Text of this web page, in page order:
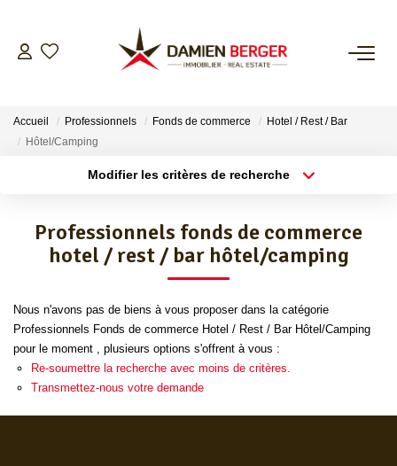
CONTACT
Accueil Professionnels Fonds de commerce
Hotel / Rest / Bar
Hôtel/Camping
Modifier les critères de recherche
Surface min Budget max
Professionnels fonds de commerce
hotel / rest / bar hôtel/camping
Nous n'avons pas de biens à vous proposer dans la catégorie
Professionnels Fonds de commerce Hotel / Rest / Bar Hôtel/Camping
pour le moment , plusieurs options s'offrent à vous :
Re-soumettre la recherche avec moins de critères.
Transmettez-nous votre demande